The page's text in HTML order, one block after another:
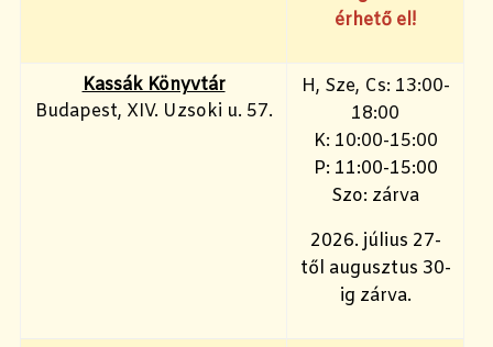
érhető el!
Kassák Könyvtár
Budapest, XIV. Uzsoki u. 57.
H, Sze, Cs: 13:00-
18:00
K: 10:00-15:00
P: 11:00-15:00
Szo: zárva
2026. július 27-
től augusztus 30-
ig zárva.